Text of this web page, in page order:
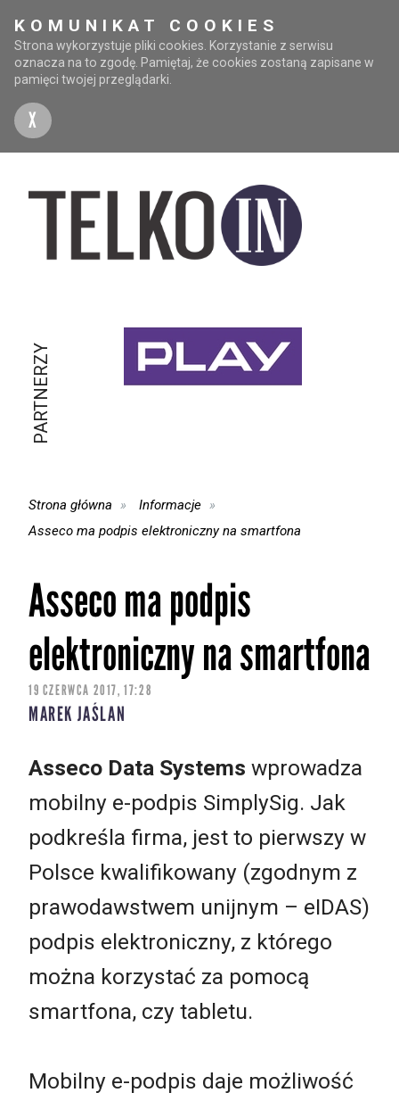
KOMUNIKAT COOKIES
Strona wykorzystuje pliki cookies. Korzystanie z serwisu
oznacza na to zgodę. Pamiętaj, że cookies zostaną zapisane w
pamięci twojej przeglądarki.
X
PARTNERZY
Strona główna
Informacje
Asseco ma podpis elektroniczny na smartfona
Asseco ma podpis
elektroniczny na smartfona
19 CZERWCA 2017, 17:28
MAREK JAŚLAN
Asseco Data Systems wprowadza
mobilny e-podpis SimplySig. Jak
podkreśla firma, jest to pierwszy w
Polsce kwalifikowany (zgodnym z
prawodawstwem unijnym – eIDAS)
podpis elektroniczny, z którego
można korzystać za pomocą
smartfona, czy tabletu.
Mobilny e-podpis daje możliwość